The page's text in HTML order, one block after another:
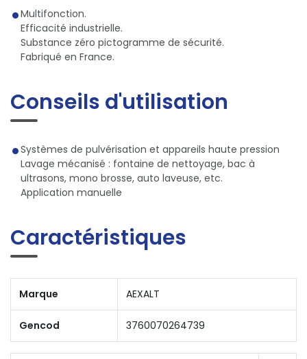
Multifonction.
Efficacité industrielle.
Substance zéro pictogramme de sécurité.
Fabriqué en France.
Conseils d'utilisation
Systèmes de pulvérisation et appareils haute pression
Lavage mécanisé : fontaine de nettoyage, bac à
ultrasons, mono brosse, auto laveuse, etc.
Application manuelle
Caractéristiques
Marque AEXALT
Gencod 3760070264739